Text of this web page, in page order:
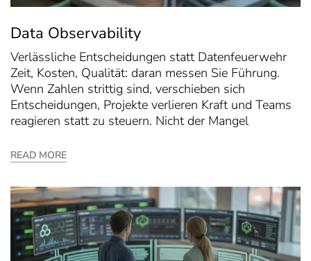
Data Observability
Verlässliche Entscheidungen statt Datenfeuerwehr
Zeit, Kosten, Qualität: daran messen Sie Führung.
Wenn Zahlen strittig sind, verschieben sich
Entscheidungen, Projekte verlieren Kraft und Teams
reagieren statt zu steuern. Nicht der Mangel
READ MORE